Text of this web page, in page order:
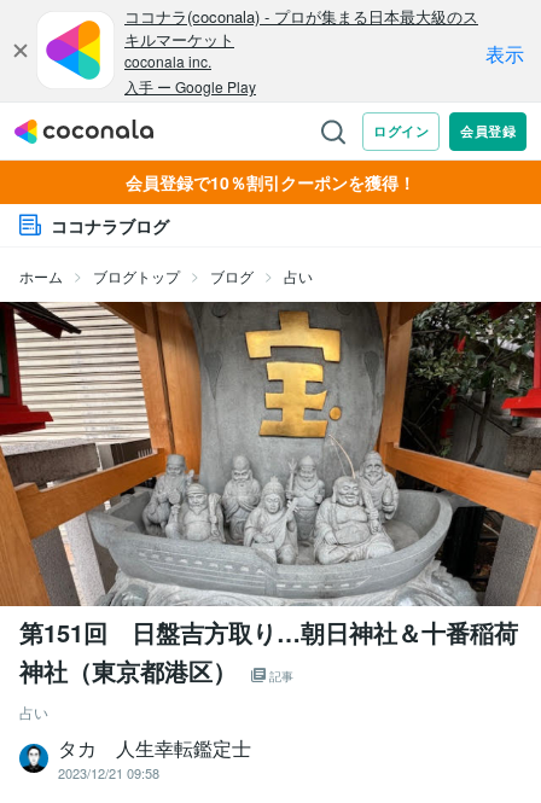
会員登録で10％割引クーポンを獲得！
ココナラブログ
ホーム ブログトップ ブログ 占い
第151回 日盤吉方取り…朝日神社＆十番稲荷
神社（東京都港区）
記事
占い
タカ 人生幸転鑑定士
2023/12/21 09:58